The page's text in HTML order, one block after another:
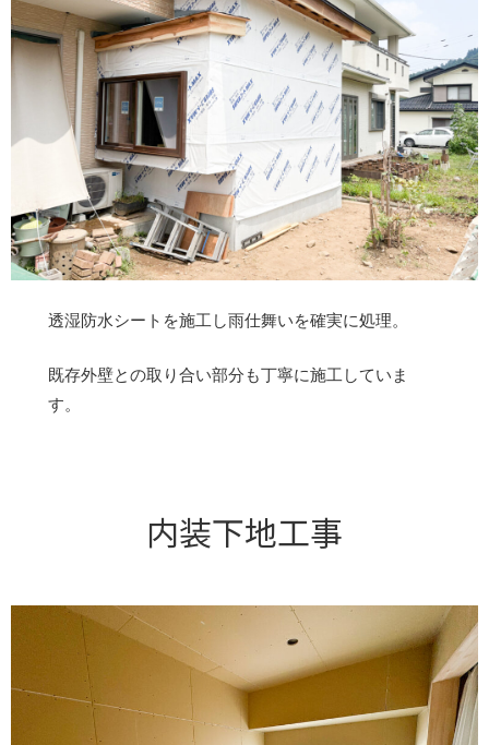
透湿防水シートを施工し雨仕舞いを確実に処理。
既存外壁との取り合い部分も丁寧に施工していま
す。
内装下地工事